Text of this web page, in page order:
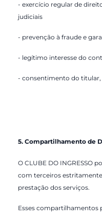
- exercício regular de
judiciais
- prevenção à fraude e
- legítimo interesse do
- consentimento do titular,
5. Compartilhamento de
O CLUBE DO INGRESSO
com terceiros
prestação dos serviços.
Esses compartilhamentos